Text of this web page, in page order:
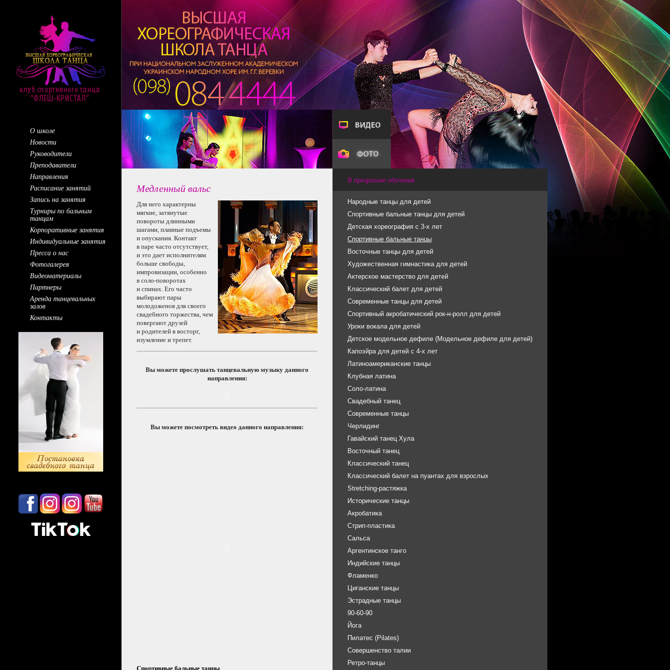
О школе
Новости
Руководители
Преподаватели
Направления
Расписание занятий
Запись на занятия
Турниры по бальным
танцам
Корпоративные занятия
Индивидуальные занятия
Пресса о нас
Фотогалерея
Видеоматериалы
Партнеры
Аренда танцевальных
залов
Контакты
Медленный вальс
Для него характерны
мягкие, затянутые
повороты длинными
шагами, плавные подъемы
и опускания. Контакт
в паре часто отсутствует,
и это дает исполнителям
больше свободы,
импровизации, особенно
в соло-поворотах
и спинах. Его часто
выбирают пары
молодоженов для своего
свадебного торжества, чем
повергают друзей
и родителей в восторг,
изумление и трепет.
Вы можете прослушать танцевальную музыку данного
направления:
Вы можете посмотреть видео данного направления:
Спортивные бальные танцы
В программе обучения
Народные танцы для детей
Спортивные бальные танцы для детей
Детская хореография с 3-х лет
Спортивные бальные танцы
Восточные танцы для детей
Художественная гимнастика для детей
Актерское мастерство для детей
Классический балет для детей
Современные танцы для детей
Спортивный акробатический рок-н-ролл для детей
Уроки вокала для детей
Детское модельное дефиле (Модельное дефиле для детей)
Капоэйра для детей с 4-х лет
Латиноамериканские танцы
Клубная латина
Соло-латина
Свадебный танец
Современные танцы
Черлидинг
Гавайский танец Хула
Восточный танец
Классический танец
Классический балет на пуантах для взрослых
Stretching-растяжка
Исторические танцы
Акробатика
Стрип-пластика
Сальса
Аргентинское танго
Индийские танцы
Фламенко
Циганские танцы
Эстрадные танцы
90-60-90
Йога
Пилатес (Pilates)
Совершенство талии
Ретро-танцы